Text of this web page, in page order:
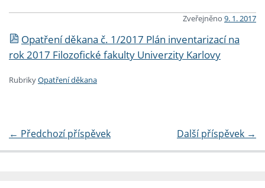
Zveřejněno 9. 1. 2017
Opatření děkana č. 1/2017 Plán inventarizací na
rok 2017 Filozofické fakulty Univerzity Karlovy
RubrikyOpatření děkana
← Předchozí příspěvek Další příspěvek →